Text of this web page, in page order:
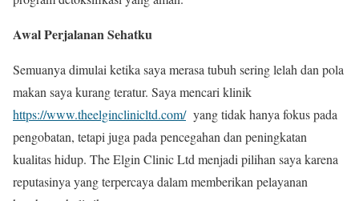
Awal Perjalanan Sehatku
Semuanya dimulai ketika saya merasa tubuh sering lelah dan pola
makan saya kurang teratur. Saya mencari klinik
https://www.theelginclinicltd.com/yang tidak hanya fokus pada
pengobatan, tetapi juga pada pencegahan dan peningkatan
kualitas hidup. The Elgin Clinic Ltd menjadi pilihan saya karena
reputasinya yang terpercaya dalam memberikan pelayanan